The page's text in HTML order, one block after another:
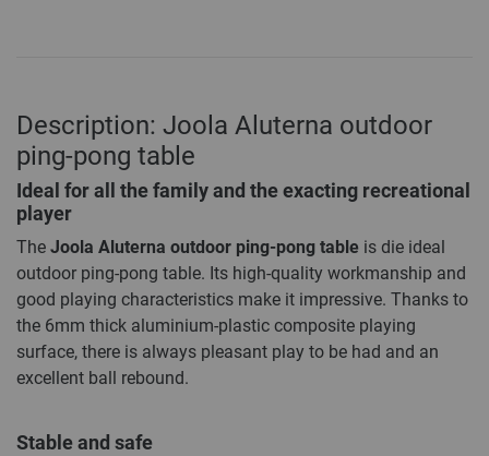
Description: Joola Aluterna outdoor
ping-pong table
Ideal for all the family and the exacting recreational
player
The Joola Aluterna outdoor ping-pong table is die ideal
outdoor ping-pong table. Its high-quality workmanship and
good playing characteristics make it impressive. Thanks to
the 6mm thick aluminium-plastic composite playing
surface, there is always pleasant play to be had and an
excellent ball rebound.
Stable and safe